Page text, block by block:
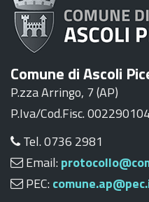
Comune di Ascoli
P.zza Arringo, 7 (AP)
P.Iva/Cod.Fisc.
Tel. 0736 2981
Email:
PEC: